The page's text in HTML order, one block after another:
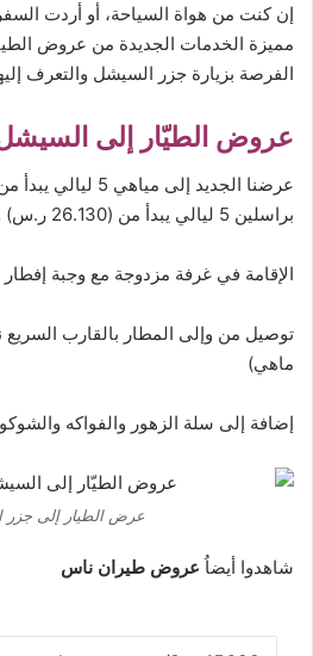
إن كنت من هواة السياحة، أو أردت
مميزة الخدمات الجديدة من عروض
الفرصة بزيارة جزر السيشل والتعرف
عروض الطيّار إلى السيشل 5-5-
براسلين 5 ليالي يبدأ من (26.130 ر.س) ويشمل:
الإقامة في غرفة مزدوجة مع وجبة إفطار
توصيل من وإلى المطار بالقارب السريع
ماهي)
إضافة إلى سلة الزهور والفواكه
عرض الطيار إلى
شاهدوا أيضاُ عروض طيران ناس